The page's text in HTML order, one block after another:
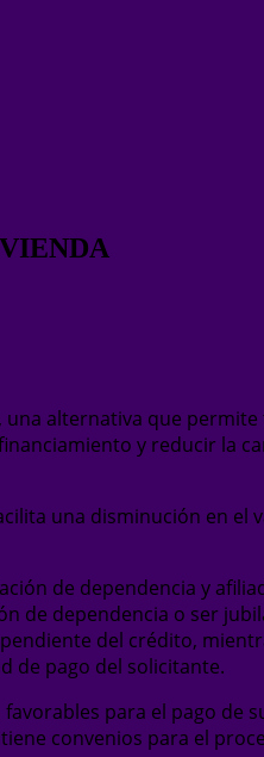
una alternativa que
y reducir la
una disminución en el
de dependencia y
de dependencia o ser
del crédito,
de pago del solicitante.
para el pago de
convenios para el